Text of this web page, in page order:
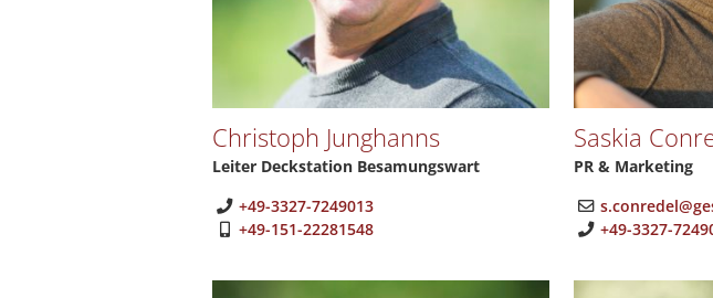
Christoph Junghanns
Leiter Deckstation Besamungswart
+49-3327-7249013
+49-151-22281548
Saskia
PR & Marketing
+49-3327-